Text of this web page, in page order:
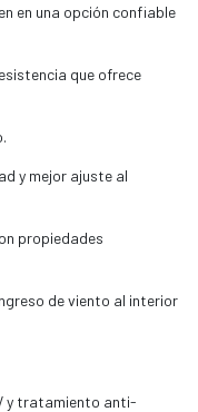
en una opción confiable
que ofrece
y mejor ajuste al
propiedades
de viento al interior
y tratamiento anti-